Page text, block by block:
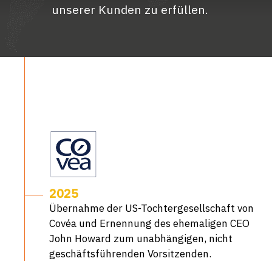
unserer Kunden zu erfüllen.
2025
Übernahme der US-Tochtergesellschaft von
Covéa und Ernennung des ehemaligen CEO
John Howard zum unabhängigen, nicht
geschäftsführenden Vorsitzenden.